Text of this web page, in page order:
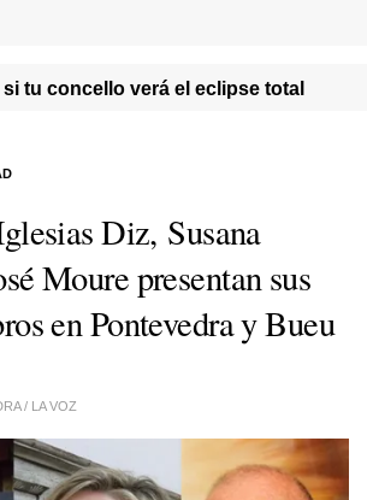
tu concello verá el eclipse total
Diz, Susana
Moure presentan sus
en Pontevedra y Bueu
/ LA VOZ